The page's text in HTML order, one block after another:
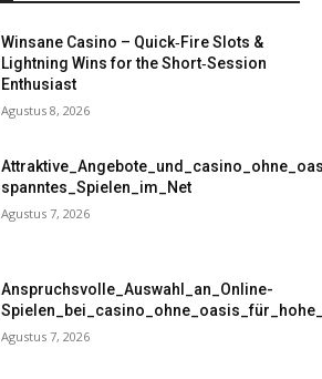
Winsane Casino – Quick‑Fire Slots &
Lightning Wins for the Short‑Session
Enthusiast
Agustus 8, 2026
spanntes_Spielen_im_Net
Agustus 7, 2026
Anspruchsvolle_Auswahl_an_Online-
Agustus 7, 2026